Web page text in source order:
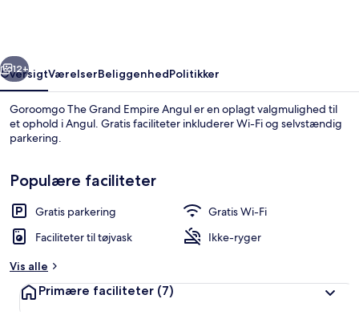
Overnatningsstedets facade
Næste
12+
OversigtVærelserBeliggenhedPolitikker
Goroomgo The Grand Empire Angul er en oplagt valgmulighed til
et ophold i Angul. Gratis faciliteter inkluderer Wi-Fi og selvstændig
parkering.
Populære faciliteter
Gratis parkering
Gratis Wi-Fi
Faciliteter til tøjvask
Ikke-ryger
Vis alle
Primære faciliteter (7)